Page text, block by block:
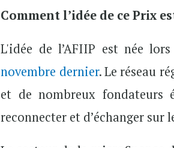
Comment l’idée de ce Prix
L'idée de l’AFIIP est née lors
novembre dernier. Le réseau
et de nombreux fondateurs
reconnecter et d’échanger sur